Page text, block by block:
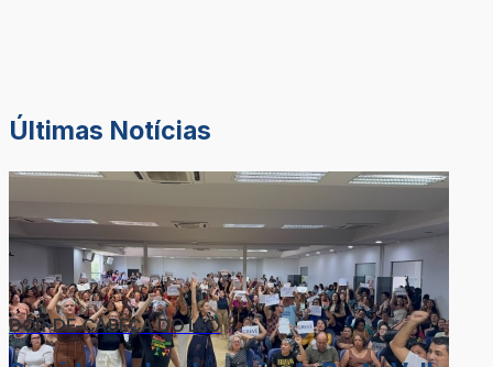
Últimas Notícias
DOR-DE-CABEÇA DO LÉO